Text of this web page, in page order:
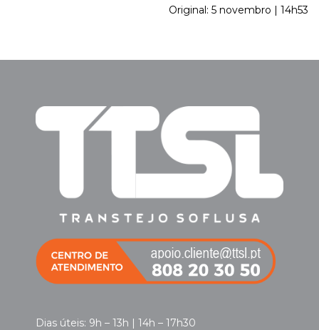
Original: 5 novembro | 14h53
Dias úteis: 9h – 13h | 14h – 17h30